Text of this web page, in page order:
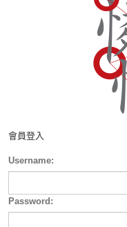
會員登入
Username:
Password: